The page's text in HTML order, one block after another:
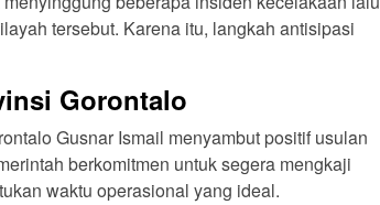
tersebut. Karena itu, langkah antisipasi
Gorontalo
Gusnar Ismail menyambut positif usulan
berkomitmen untuk segera mengkaji
waktu operasional yang ideal.